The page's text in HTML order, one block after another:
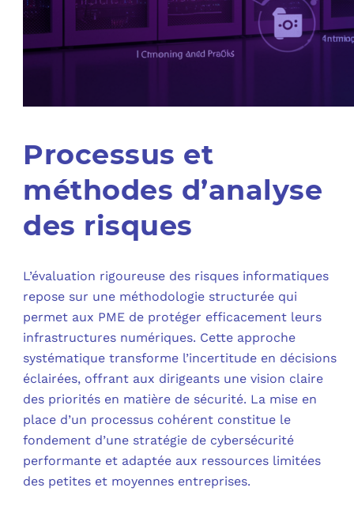
Processus et
méthodes d’analyse
des risques
L’évaluation rigoureuse des risques informatiques
repose sur une méthodologie structurée qui
permet aux PME de protéger efficacement leurs
infrastructures numériques. Cette approche
systématique transforme l’incertitude en décisions
éclairées, offrant aux dirigeants une vision claire
des priorités en matière de sécurité. La mise en
place d’un processus cohérent constitue le
fondement d’une stratégie de cybersécurité
performante et adaptée aux ressources limitées
des petites et moyennes entreprises.